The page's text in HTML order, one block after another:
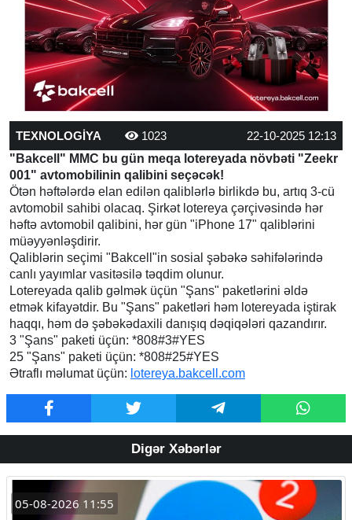
TEXNOLOGİYA 1023
22-10-2025 12:13
"Bakcell" MMC bu gün meqa lotereyada növbəti "Zeekr
001" avtomobilinin qalibini seçəcək!
Ötən həftələrdə elan edilən qaliblərlə birlikdə bu, artıq 3-cü
avtomobil sahibi olacaq. Şirkət lotereya çərçivəsində hər
həftə avtomobil qalibini, hər gün "iPhone 17" qaliblərini
müəyyənləşdirir.
Qaliblərin seçimi "Bakcell"in sosial şəbəkə səhifələrində
canlı yayımlar vasitəsilə təqdim olunur.
Lotereyada qalib gəlmək üçün "Şans" paketlərini əldə
etmək kifayətdir. Bu "Şans" paketləri həm lotereyada iştirak
haqqı, həm də şəbəkədaxili danışıq dəqiqələri qazandırır.
3 "Şans" paketi üçün: *808#3#YES
25 "Şans" paketi üçün: *808#25#YES
Ətraflı məlumat üçün: lotereya.bakcell.com
Digər Xəbərlər
05-08-2026 11:55